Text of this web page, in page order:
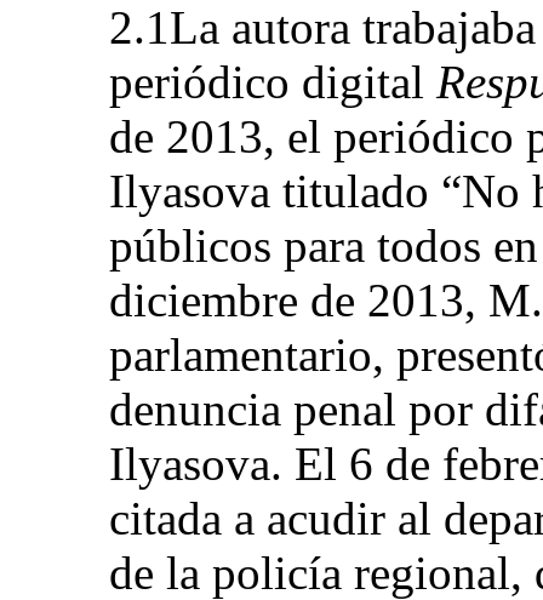
2.1La autora
periódico digital
de 2013, el periódico
Ilyasova titulado “No
públicos para todos
diciembre de 2013,
parlamentario,
denuncia penal por
Ilyasova. El 6 de
citada a acudir al
de la policía regional,